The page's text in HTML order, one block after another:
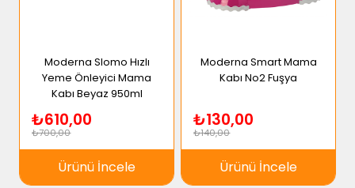
Moderna Slomo Hızlı
Yeme Önleyici Mama
Kabı Beyaz 950ml
₺610,00
₺700,00
Ürünü İncele
Moderna Smart Mama
Kabı No2 Fuşya
₺130,00
₺140,00
Ürünü İncele